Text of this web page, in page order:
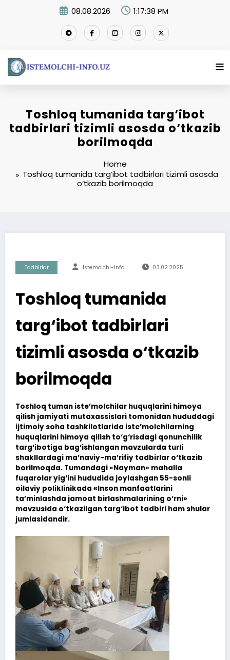
08.08.2026 1:17:39 PM
Toshloq tumanida targ‘ibot
tadbirlari tizimli asosda o‘tkazib
borilmoqda
Home
Toshloq tumanida targ‘ibot tadbirlari tizimli asosda
o‘tkazib borilmoqda
Tadbirlar Istemolchi-Info 03.02.2025
Toshloq tumanida
targ‘ibot tadbirlari
tizimli asosda o‘tkazib
borilmoqda
Toshloq tuman iste’molchilar huquqlarini himoya
qilish jamiyati mutaxassislari tomonidan hududdagi
ijtimoiy soha tashkilotlarida iste’molchilarning
huquqlarini himoya qilish to‘g‘risdagi qonunchilik
targ‘ibotiga bag‘ishlangan mavzularda turli
shakllardagi ma’naviy-ma’rifiy tadbirlar o‘tkazib
borilmoqda. Tumandagi «Nayman» mahalla
fuqarolar yig‘ini hududida joylashgan 55-sonli
oilaviy poliklinikada «Inson manfaatlarini
ta’minlashda jamoat birlashmalarining o‘rni»
mavzusida o‘tkazilgan targ‘ibot tadbiri ham shular
jumlasidandir.